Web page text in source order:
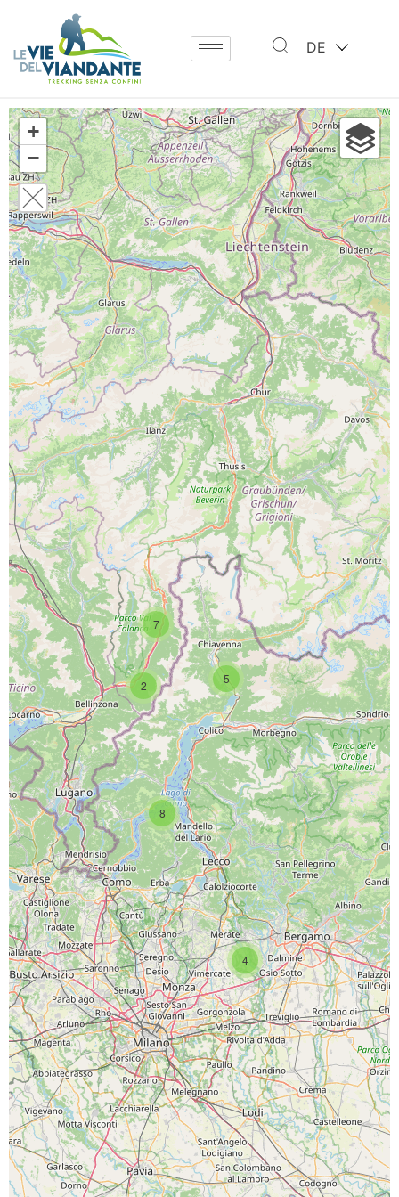
DE
4
8
5
2
7
+
−
PROGETTO CO-FINANZIATO DA:
CAPOFILA:
PARTNER DI PROGETTO:
SCARICA L'APP
PAGINE SOCIAL